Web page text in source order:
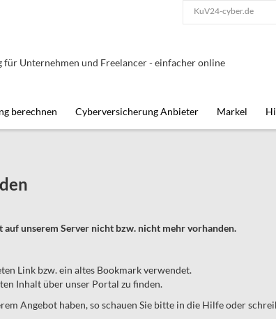
für Unternehmen und Freelancer - einfacher online
KuV24-cyber.de
berechnen Cyberversicherung Anbieter Markel
auf unserem Server nicht bzw. nicht mehr vorhanden.
Link bzw. ein altes Bookmark verwendet.
Inhalt über unser Portal zu finden.
Angebot haben, so schauen Sie bitte in die Hilfe oder